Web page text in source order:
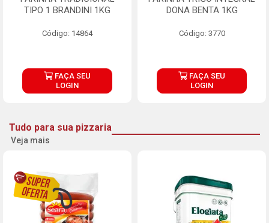
TIPO 1 BRANDINI 1KG
Código: 14864
FAÇA SEU
LOGIN
DONA BENTA 1KG
Código: 3770
FAÇA SEU
LOGIN
Tudo para sua pizzaria
Veja mais